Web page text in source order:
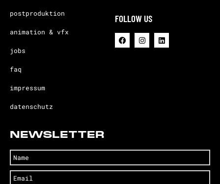
postproduktion
animation & vfx
jobs
faq
impressum
datenschutz
FOLLOW US
NEWSLETTER